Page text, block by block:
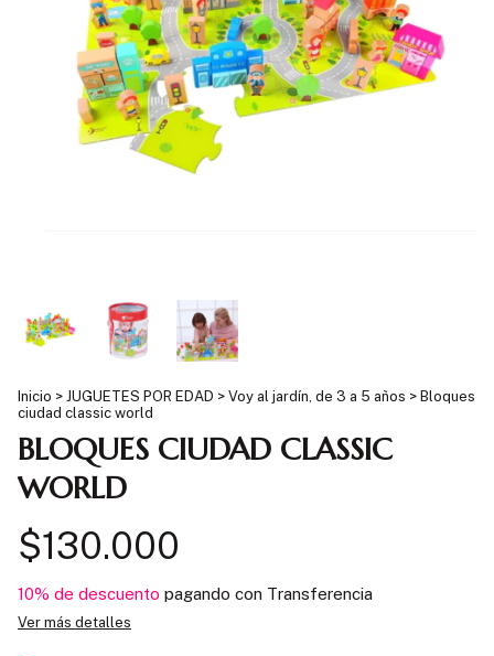
Inicio > JUGUETES POR EDAD > Voy al jardín, de 3 a 5 años > Bloques
ciudad classic world
BLOQUES CIUDAD CLASSIC
WORLD
$130.000
10% de descuento pagando con Transferencia
Ver más detalles